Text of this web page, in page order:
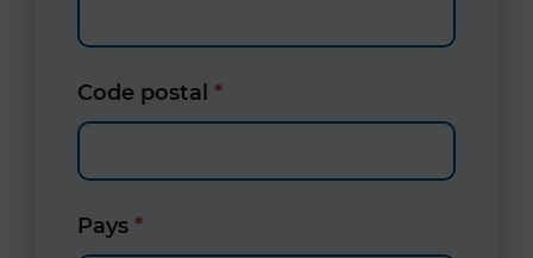
Code postal *
Pays *